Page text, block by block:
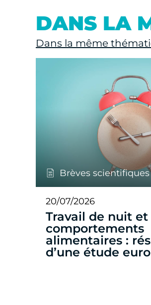
DANS LA
Dans la même
Brèves scientifiques
20/07/2026
Travail de nuit et
comportements
alimentaires :
d’une étude